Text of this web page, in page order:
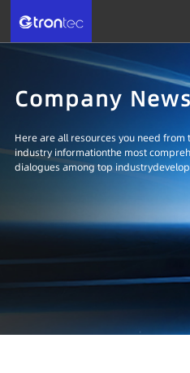
Company
Here are all resources you need
industry informationthe most
dialogues among top